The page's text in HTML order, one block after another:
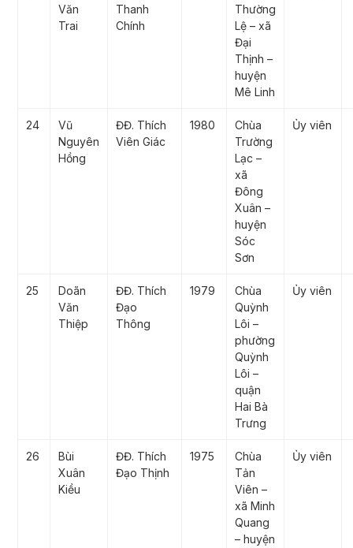
Văn
Trai
Thanh
Chính
Thường
Lệ – xã
Đại
Thịnh –
huyện
Mê Linh
24
Vũ
Nguyên
Hồng
ĐĐ. Thích
Viên Giác
1980
Chùa
Trường
Lạc –
xã
Đông
Xuân –
huyện
Sóc
Sơn
Ủy viên
25
Doãn
Văn
Thiệp
ĐĐ. Thích
Đạo
Thông
1979
Chùa
Quỳnh
Lôi –
phường
Quỳnh
Lôi –
quận
Hai Bà
Trưng
Ủy viên
26
Bùi
Xuân
Kiều
ĐĐ. Thích
Đạo Thịnh
1975
Chùa
Tản
Viên –
xã Minh
Quang
– huyện
Ủy viên